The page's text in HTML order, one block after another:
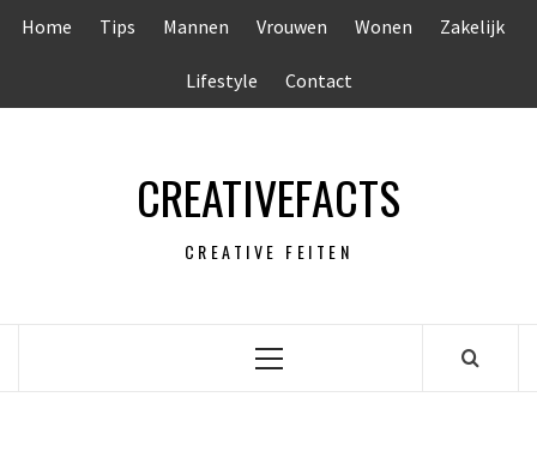
Home Tips Mannen Vrouwen Wonen Zakelijk
Lifestyle Contact
CREATIVEFACTS
CREATIVE FEITEN
Primair